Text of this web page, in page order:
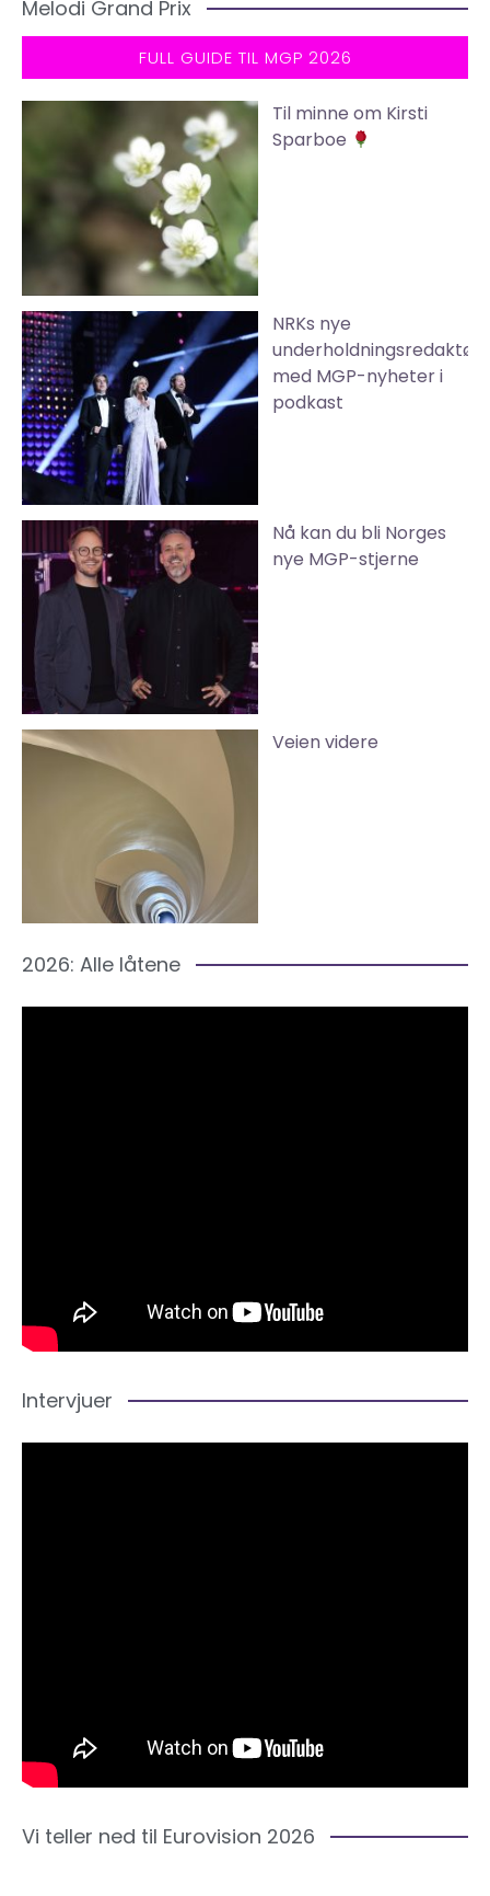
Melodi Grand Prix
FULL GUIDE TIL MGP 2026
Til minne om Kirsti
Sparboe
NRKs nye
underholdningsredaktør
med MGP-nyheter i
podkast
Nå kan du bli Norges
nye MGP-stjerne
Veien videre
2026: Alle låtene
Intervjuer
Vi teller ned til Eurovision 2026